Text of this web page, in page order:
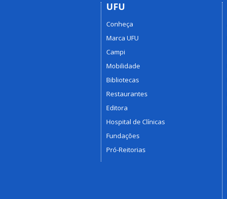
UFU
Conheça
Marca UFU
Campi
Mobilidade
Bibliotecas
Restaurantes
Editora
Hospital de Clínicas
Fundações
Pró-Reitorias